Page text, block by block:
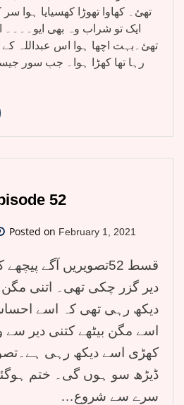
تھئ۔ کھاوا تھوڑا کھسیایا ہوا سر
ایک تو شراب وہ بھی
تھئ۔بہت اچھا ہوا اس عبداللہ
رہا تھا کھڑا ہوا۔ جب سور
52
Posted on February 1, 2021
قسط 52تصویریں آگے
دیر گزر چکی تھی۔ اتنی مگن
دیکھ رہی تھی کہ اسے
اسے مگن بیٹھے کتنی دیر
کھڑی اسے دیکھ رہی
ڈیڑھ سو ہوں گی۔ ختم
سرے سے شروع…